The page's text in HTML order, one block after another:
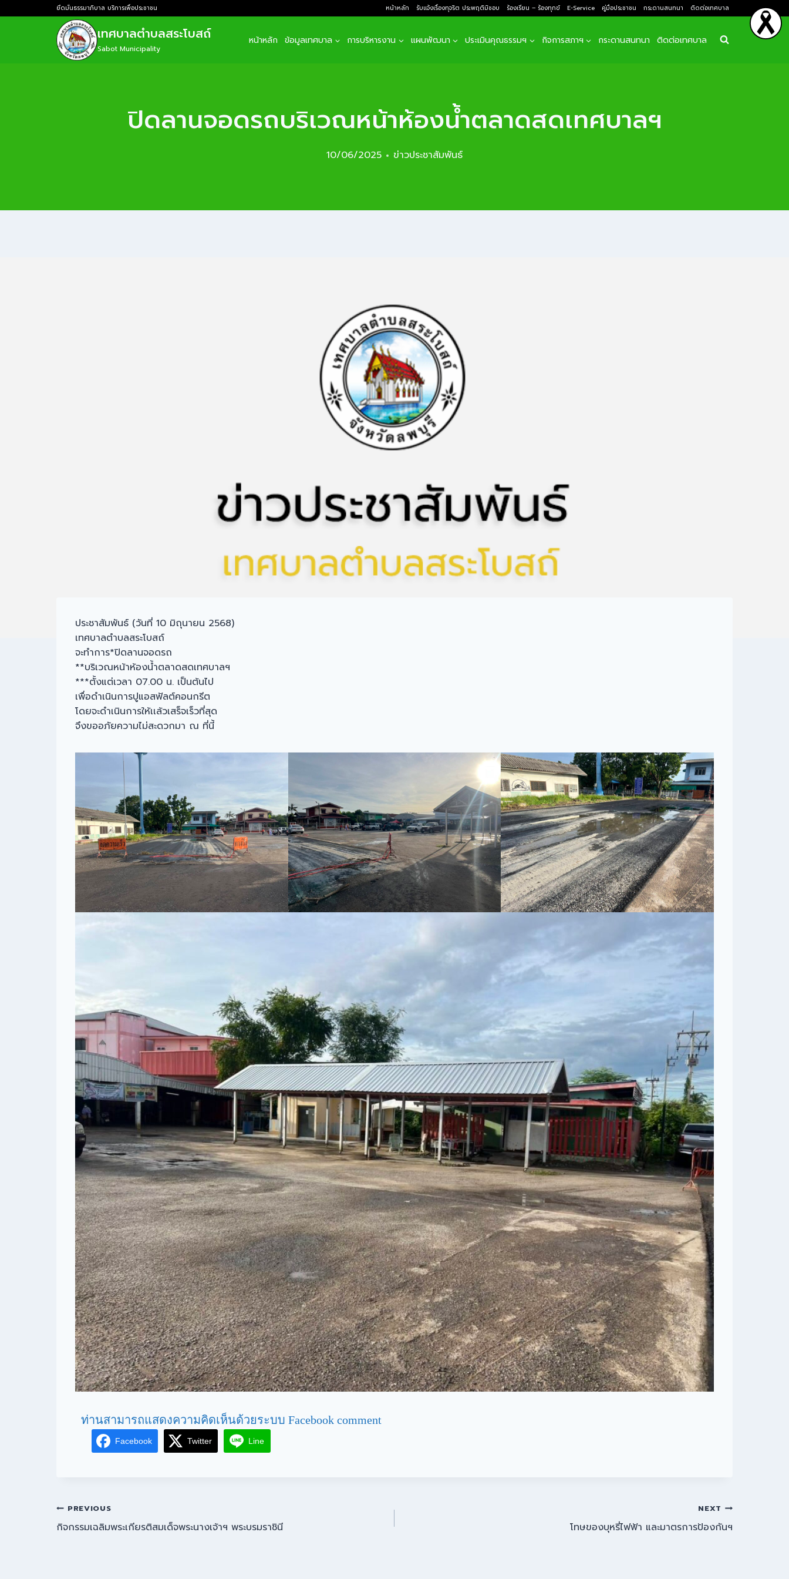
ยึดมั่นธรรมาภิบาล บริการเพื่อประชาชน หน้าหลัก รับแจ้งเรื่องทุจริต ประพฤติมิชอบ ร้องเรียน – ร้องทุกข์ E-Service คู่มือประชาชน กระดานสนทนา ติดต่อเทศบาล
เทศบาลตำบลสระโบสถ์
Sabot Municipality
หน้าหลัก ข้อมูลเทศบาล การบริหารงาน แผนพัฒนา ประเมินคุณธรรมฯ กิจการสภาฯ กระดานสนทนา ติดต่อเทศบาล
ปิดลานจอดรถบริเวณหน้าห้องน้ำตลาดสดเทศบาลฯ
10/06/2025 ข่าวประชาสัมพันธ์
ประชาสัมพันธ์ (วันที่ 10 มิถุนายน 2568)
เทศบาลตำบลสระโบสถ์
จะทำการ*ปิดลานจอดรถ
**บริเวณหน้าห้องน้ำตลาดสดเทศบาลฯ
***ตั้งแต่เวลา 07.00 น. เป็นต้นไป
เพื่อดำเนินการปูแอสฟัลต์คอนกรีต
โดยจะดำเนินการให้เเล้วเสร็จเร็วที่สุด
จึงขออภัยความไม่สะดวกมา ณ ที่นี้
ท่านสามารถแสดงความคิดเห็นด้วยระบบ Facebook comment
Facebook Twitter Line
PREVIOUS
กิจกรรมเฉลิมพระเกียรติสมเด็จพระนางเจ้าฯ พระบรมราชินี
NEXT
โทษของบุหรี่ไฟฟ้า และมาตรการป้องกันฯ